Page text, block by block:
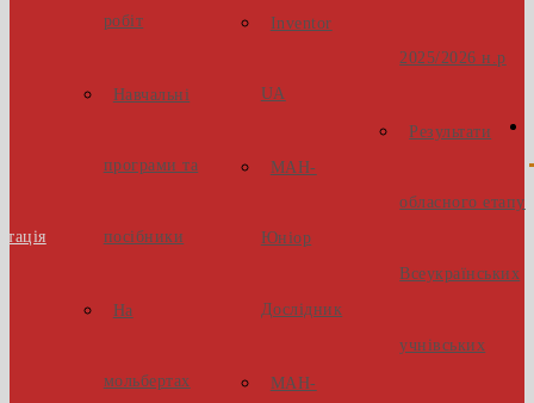
робіт
Навчальні
програми та
посібники
На
мольбертах
Inventor
UA
МАН-
Юніор
Дослідник
МАН-
2025/2026 н.р
Результати
обласного етапу
Всеукраїнських
учнівських